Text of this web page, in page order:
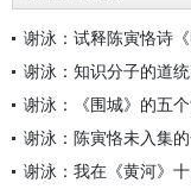
谢泳：试释陈寅恪诗
谢泳：知识分子的道
谢泳：《围城》的五
谢泳：陈寅恪未入集
谢泳：我在《黄河》